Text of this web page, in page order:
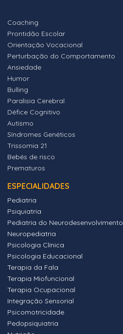
Coaching
Prontidão Escolar
Orientação Vocacional
Perturbação do Comportamento
Ansiedade
Humor
Bulling
Paralisia Cerebral
Défice Cognitivo
Autismo
Síndromes Genéticos
Trissomia 21
Bebés de risco
Prematuros
ESPECIALIDADES
Pediatria
Psiquiatria
Pediatria do Neurodesenvolvimento
Neuropediatria
Psicologia Clínica
Psicologia Educacional
Terapia da Fala
Terapia Miofuncional
Terapia Ocupacional
Integração Sensorial
Psicomotricidade
Pedopsiquiatria